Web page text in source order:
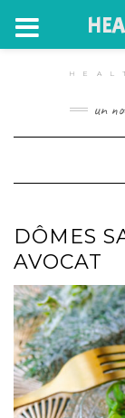
un
DÔMES
AVOCAT